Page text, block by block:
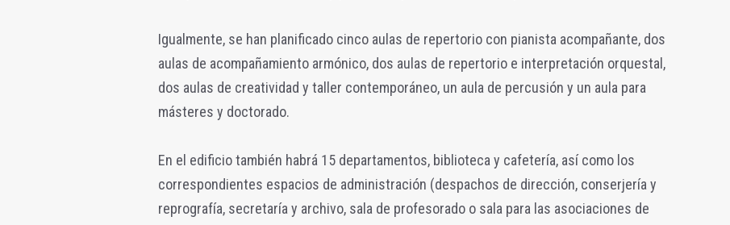
Igualmente, se han planificado cinco aulas de repertorio con pianista acompañante, dos
aulas de acompañamiento armónico, dos aulas de repertorio e interpretación orquestal,
dos aulas de creatividad y taller contemporáneo, un aula de percusión y un aula para
másteres y doctorado.
En el edificio también habrá 15 departamentos, biblioteca y cafetería, así como los
correspondientes espacios de administración (despachos de dirección, conserjería y
reprografía, secretaría y archivo, sala de profesorado o sala para las asociaciones de